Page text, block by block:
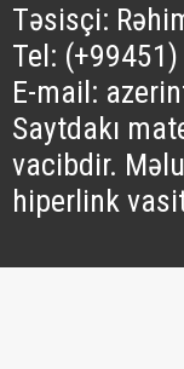
Təsisçi:
Tel:
E-mail:
Saytdakı
vacibdir.
hiperlink